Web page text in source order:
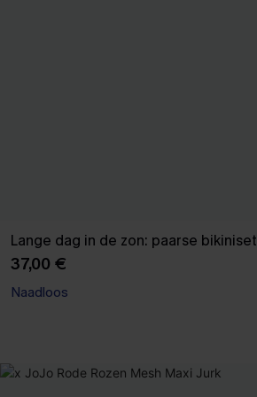
Lange dag in de zon: paarse bikiniset
37,00 €
Naadloos